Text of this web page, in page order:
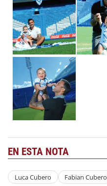
EN ESTA NOTA
Luca Cubero Fabian Cubero